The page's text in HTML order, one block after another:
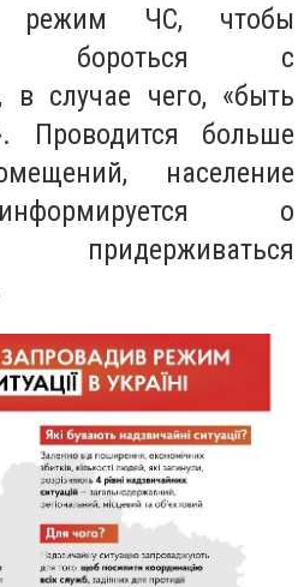
режим ЧС, чтобы
бороться с
в случае чего, «быть
Проводится больше
население
о
придерживаться